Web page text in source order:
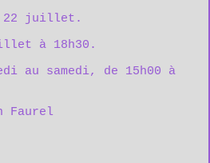
22 juillet.
à 18h30.
au samedi, de 15h00 à
Faurel